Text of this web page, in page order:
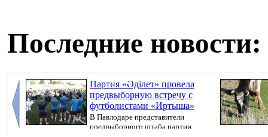
Последние новости:
Партия «Әділет» провела
предвыборную встречу с
футболистами «Иртыша»
В Павлодаре представители
предвыборного штаба партии